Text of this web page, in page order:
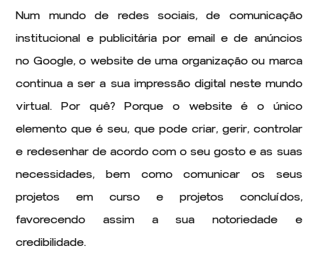
Num mundo de redes sociais, de comunicação
institucional e publicitária por email e de anúncios
no Google, o website de uma organização ou marca
continua a ser a sua impressão digital neste mundo
virtual. Por quê? Porque o website é o único
elemento que é seu, que pode criar, gerir, controlar
e redesenhar de acordo com o seu gosto e as suas
necessidades, bem como comunicar os seus
projetos em curso e projetos concluídos,
favorecendo assim a sua notoriedade e
credibilidade.